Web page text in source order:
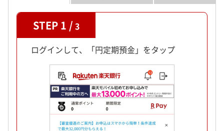
STEP 1 / 3
ログインして、「円定期預金」をタップ